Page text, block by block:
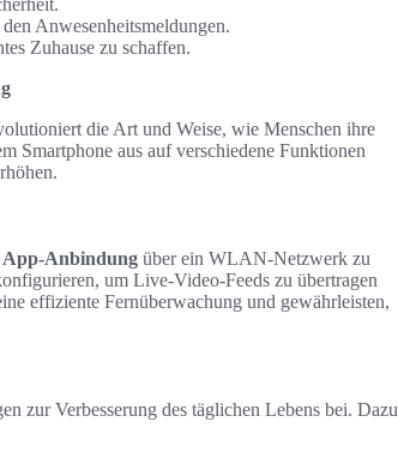
Anwesenheitsmeldungen.
Zuhause zu schaffen.
die Art und Weise, wie Menschen ihre
Smartphone aus auf verschiedene Funktionen
Anbindung über ein WLAN-Netzwerk zu
um Live-Video-Feeds zu übertragen
effiziente Fernüberwachung und gewährleisten,
zur Verbesserung des täglichen Lebens bei. Dazu